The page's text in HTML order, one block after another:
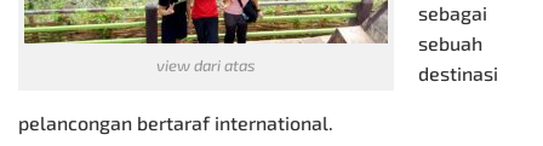
view dari atas
sebagai
sebuah
destinasi
pelancongan bertaraf international.